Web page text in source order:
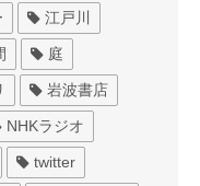
江戸川
庭
岩波書店
NHKラジオ
twitter